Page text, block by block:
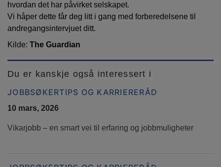
hvordan det har påvirket selskapet.
Vi håper dette får deg litt i gang med forberedelsene til
andregangsintervjuet ditt.
Kilde: The Guardian
Du er kanskje også interessert i
JOBBSØKERTIPS OG KARRIERERÅD
10 mars, 2026
Vikarjobb – en smart vei til erfaring og jobbmuligheter